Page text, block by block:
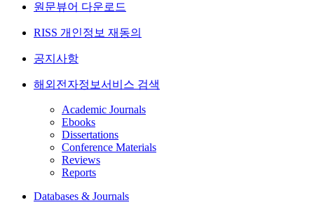
원문뷰어 다운로드
RISS 개인정보 재동의
공지사항
해외전자정보서비스 검색
Academic Journals
Ebooks
Dissertations
Conference Materials
Reviews
Reports
Databases & Journals